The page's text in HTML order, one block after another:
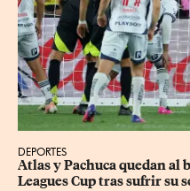
DEPORTES
Atlas y Pachuca quedan al
Leagues Cup tras sufrir su